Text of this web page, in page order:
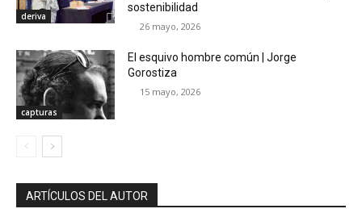
deriva
sostenibilidad
26 mayo, 2026
capturas
El esquivo hombre común | Jorge
Gorostiza
15 mayo, 2026
ARTÍCULOS DEL AUTOR